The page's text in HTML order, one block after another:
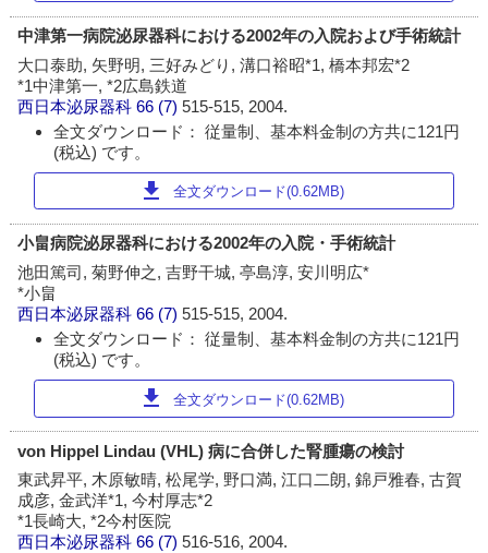
中津第一病院泌尿器科における2002年の入院および手術統計
大口泰助, 矢野明, 三好みどり, 溝口裕昭*1, 橋本邦宏*2
*1中津第一, *2広島鉄道
西日本泌尿器科 66 (7)515-515, 2004.
全文ダウンロード： 従量制、基本料金制の方共に121円
(税込) です。
download 全文ダウンロード(0.62MB)
小畠病院泌尿器科における2002年の入院・手術統計
池田篤司, 菊野伸之, 吉野干城, 亭島淳, 安川明広*
*小畠
西日本泌尿器科 66 (7)515-515, 2004.
全文ダウンロード： 従量制、基本料金制の方共に121円
(税込) です。
download 全文ダウンロード(0.62MB)
von Hippel Lindau (VHL) 病に合併した腎腫瘍の検討
東武昇平, 木原敏晴, 松尾学, 野口満, 江口二朗, 錦戸雅春, 古賀
成彦, 金武洋*1, 今村厚志*2
*1長崎大, *2今村医院
西日本泌尿器科 66 (7)516-516, 2004.